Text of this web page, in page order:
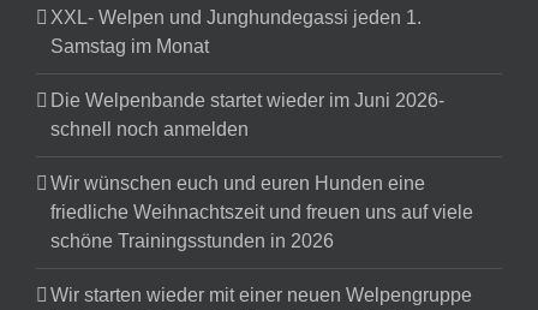
XXL- Welpen und Junghundegassi jeden 1.
Samstag im Monat
Die Welpenbande startet wieder im Juni 2026-
schnell noch anmelden
Wir wünschen euch und euren Hunden eine
friedliche Weihnachtszeit und freuen uns auf viele
schöne Trainingsstunden in 2026
Wir starten wieder mit einer neuen Welpengruppe